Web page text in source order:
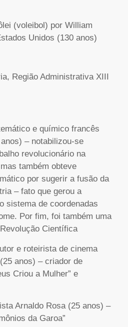
(voleibol) por William
Unidos (130 anos)
Região Administrativa XIII
e químico francês
– notabilizou-se
revolucionário na
também obteve
por sugerir a fusão da
– fato que gerou a
sistema de coordenadas
Por fim, foi também uma
Científica
e roteirista de cinema
anos) – criador de
Criou a Mulher” e
Arnaldo Rosa (25 anos) –
da Garoa”